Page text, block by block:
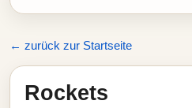
← zurück zur Startseite
Rockets